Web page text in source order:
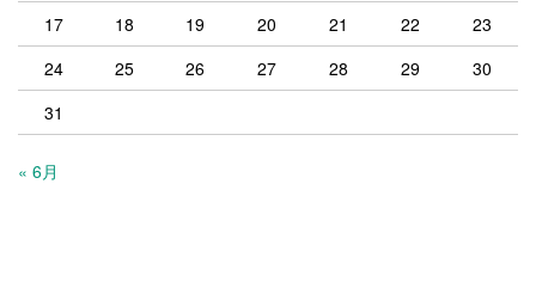
17
18 19 20 21 22
23
24
25 26 27 28 29
30
31
« 6月